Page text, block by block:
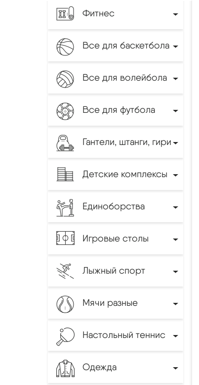
Фитнес
Все для баскетбола
Все для волейбола
Все для футбола
Гантели, штанги, гири
Детские комплексы
Единоборства
Игровые столы
Лыжный спорт
Мячи разные
Настольный теннис
Одежда